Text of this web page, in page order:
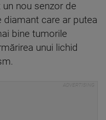
nou senzor de
care ar putea
bine tumorile
unui lichid